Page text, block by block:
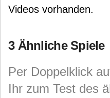
Videos vorhanden.
3 Ähnliche Spiele
Per Doppelklick
Ihr zum Test des